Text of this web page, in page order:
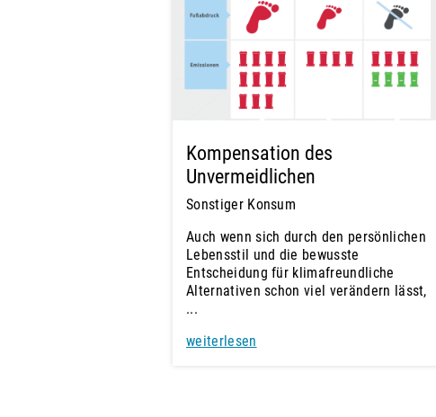
Kompensation des
Unvermeidlichen
Sonstiger Konsum
Auch wenn sich durch den persönlichen
Lebensstil und die bewusste
Entscheidung für klimafreundliche
Alternativen schon viel verändern lässt,
...
weiterlesen